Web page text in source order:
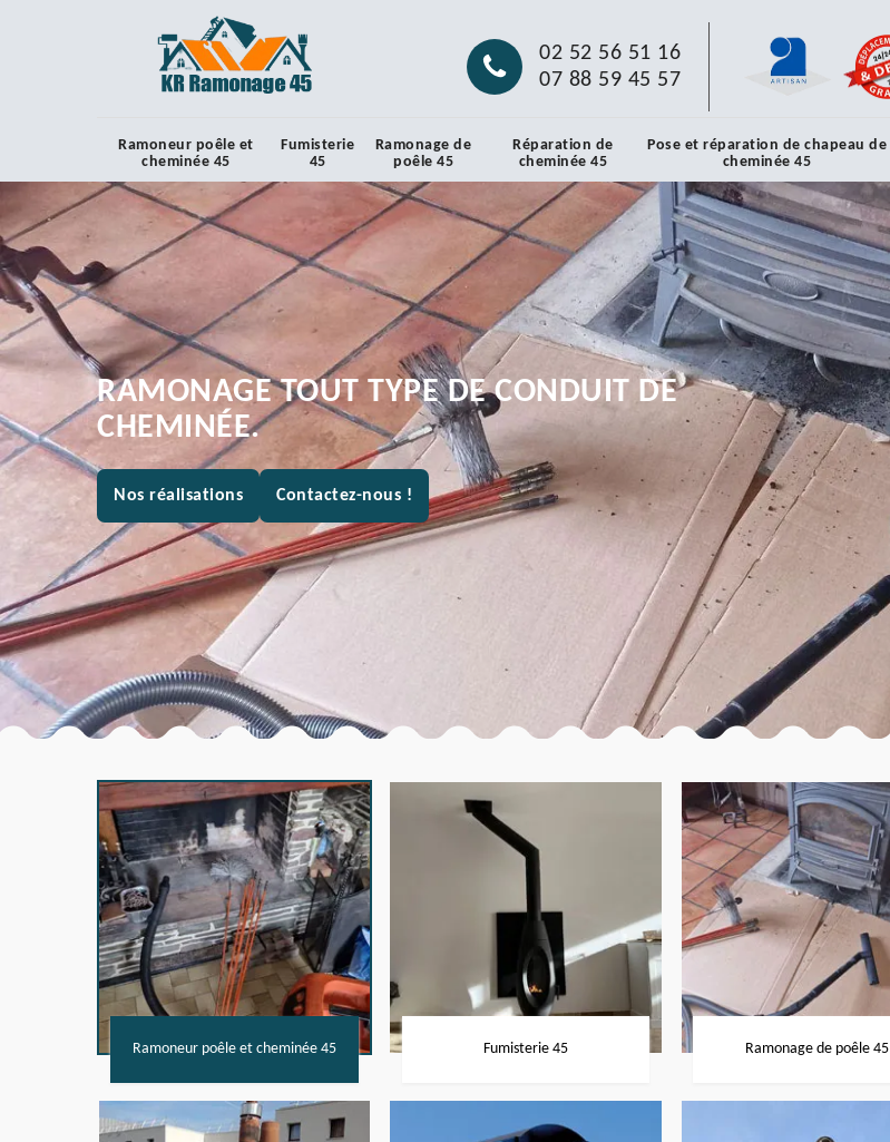
02 52 56 51 16
07 88 59 45 57
Ramoneur poêle et
cheminée 45
Fumisterie
45
Ramonage de
poêle 45
Réparation de
cheminée 45
Pose et réparation de chapeau de
cheminée 45
RAMONAGE TOUT TYPE DE CONDUIT DE
CHEMINÉE.
Nos réalisations Contactez-nous !
Ramoneur poêle et cheminée 45 Fumisterie 45 Ramonage de poêle 45